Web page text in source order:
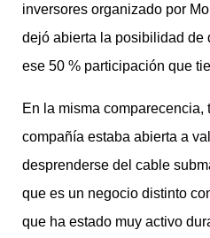
inversores organizado por
dejó abierta la posibilidad de
ese 50 % participación que
En la misma
compañía estaba abierta a
desprenderse del cable
que es un negocio distinto
que ha estado muy activo